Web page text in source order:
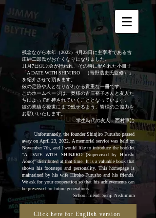
残念ながら本年（2022）4月23日に主宰者である古
庄紳二郎氏がお亡くなりになりました。
11月7日偲ぶ会が行われ、その時に配られた小冊子
「A DATE WITH SHINJIRO （青野浩史氏監修）」
を紹介させて頂きます。
彼の足跡や人となりがわかる貴重な一冊です。
このホームページは、奥様の古庄裕子さんと友人た
ちによって維持されていくこととなっています。
彼の業績を後世にまで残せるよう、皆様のご協力を
お願いいたします。
​学生時代の友人：西村專治
Unfortunately, the founder Shinjiro Furusho passed
away on April 23, 2022. A memorial service was held on
November 7th, and I would like to introduce the booklet
"A DATE WITH SHINJIRO (Supervised by Hiroshi
Aono)" distributed at that time. It is a valuable book that
shows his footsteps and personality. This homepage is
maintained by his wife Hiroko Furusho and his friends.
We ask for your cooperation so that his achievements can
be preserved for future generations.
School friend: Senji Nishimura
Click here for English version